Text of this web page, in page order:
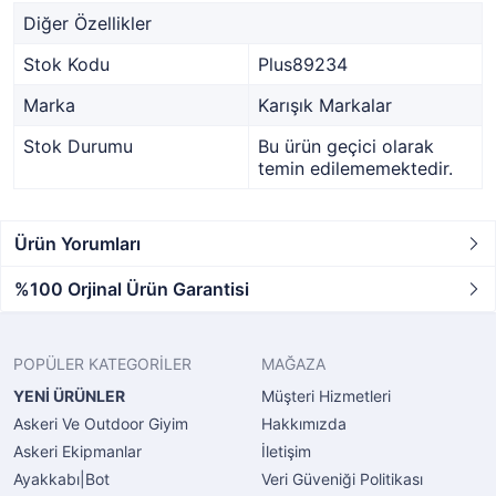
Diğer Özellikler
Stok Kodu
Plus89234
Marka
Karışık Markalar
Stok Durumu
Bu ürün geçici olarak
temin edilememektedir.
Ürün Yorumları
%100 Orjinal Ürün Garantisi
POPÜLER KATEGORİLER
YENİ ÜRÜNLER
Askeri Ve Outdoor Giyim
Askeri Ekipmanlar
Ayakkabı|Bot
MAĞAZA
Müşteri Hizmetleri
Hakkımızda
İletişim
Veri Güveniği Politikası